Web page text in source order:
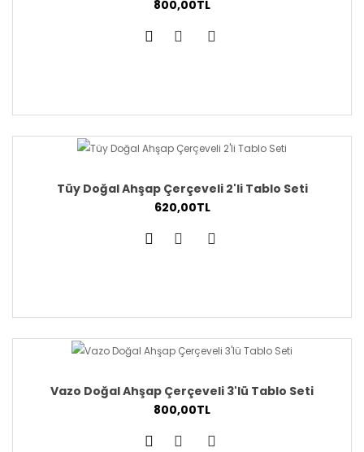
800,00TL
Tüy Doğal Ahşap Çerçeveli 2'li Tablo Seti
620,00TL
Vazo Doğal Ahşap Çerçeveli 3'lü Tablo Seti
800,00TL